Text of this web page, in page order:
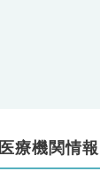
医療機関情報